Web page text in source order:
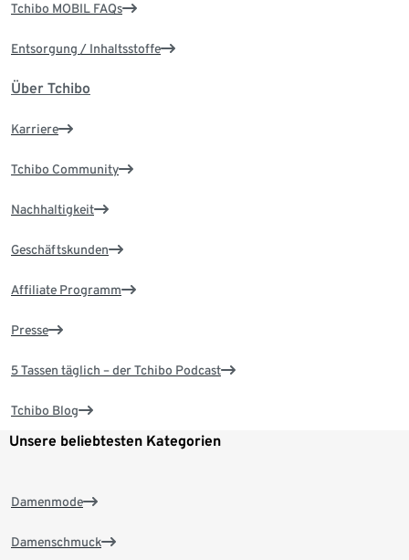
Tchibo MOBIL FAQs
Entsorgung / Inhaltsstoffe
Über Tchibo
Karriere
Tchibo Community
Nachhaltigkeit
Geschäftskunden
Affiliate Programm
Presse
5 Tassen täglich – der Tchibo Podcast
Tchibo Blog
Unsere beliebtesten Kategorien
Damenmode
Damenschmuck